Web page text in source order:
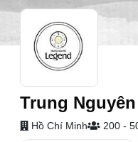
Trung
Hồ Chí Minh 200 -